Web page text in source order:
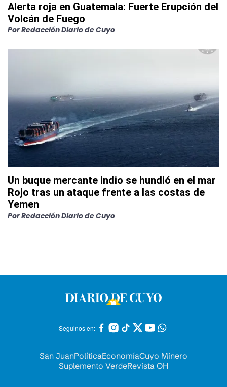
Alerta roja en Guatemala: Fuerte Erupción del
Volcán de Fuego
PorRedacción Diario de Cuyo
Un buque mercante indio se hundió en el mar
Rojo tras un ataque frente a las costas de
Yemen
PorRedacción Diario de Cuyo
Seguinos en:
San JuanPolíticaEconomíaCuyo Minero
Suplemento VerdeRevista OH